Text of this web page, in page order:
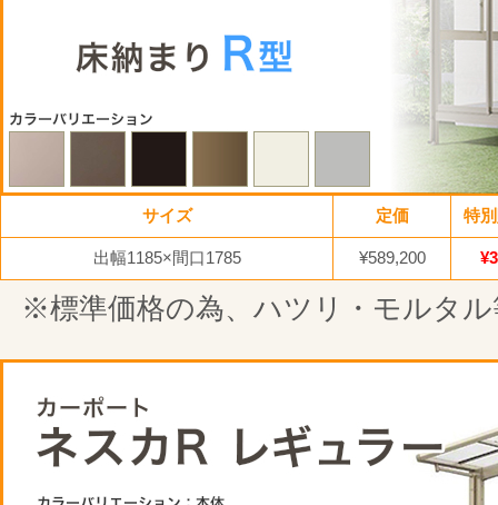
サイズ 定価 特
出幅1185×間口1785 ¥589,200
※標準価格の為、ハツリ・モルタ